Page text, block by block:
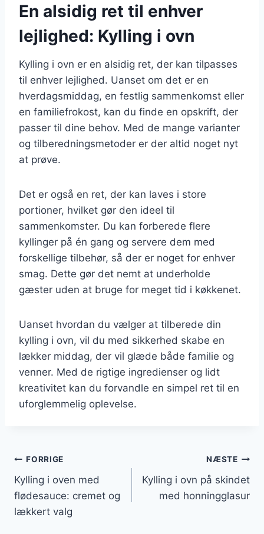
En alsidig ret til enhver
lejlighed: Kylling i ovn
Kylling i ovn er en alsidig ret, der kan tilpasses
til enhver lejlighed. Uanset om det er en
hverdagsmiddag, en festlig sammenkomst eller
en familiefrokost, kan du finde en opskrift, der
passer til dine behov. Med de mange varianter
og tilberedningsmetoder er der altid noget nyt
at prøve.
Det er også en ret, der kan laves i store
portioner, hvilket gør den ideel til
sammenkomster. Du kan forberede flere
kyllinger på én gang og servere dem med
forskellige tilbehør, så der er noget for enhver
smag. Dette gør det nemt at underholde
gæster uden at bruge for meget tid i køkkenet.
Uanset hvordan du vælger at tilberede din
kylling i ovn, vil du med sikkerhed skabe en
lækker middag, der vil glæde både familie og
venner. Med de rigtige ingredienser og lidt
kreativitet kan du forvandle en simpel ret til en
uforglemmelig oplevelse.
Indlægsnavigation
FORRIGE
Kylling i oven med
flødesauce: cremet og
lækkert valg
NÆSTE
Kylling i ovn på skindet
med honningglasur